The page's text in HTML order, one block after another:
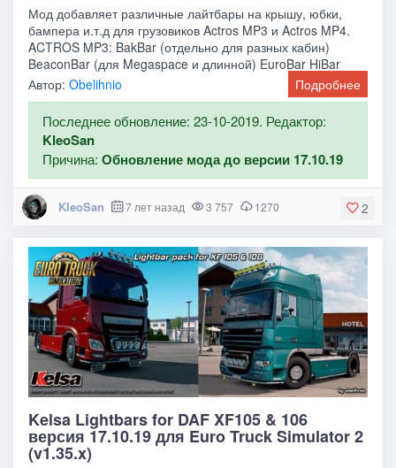
Мод добавляет различные лайтбары на крышу, юбки,
бампера и.т.д для грузовиков Actros MP3 и Actros MP4.
ACTROS MP3: BakBar (отдельно для разных кабин)
BeaconBar (для Megaspace и длинной) EuroBar HiBar
Автор:Obelihnio Подробнее
Последнее обновление: 23-10-2019. Редактор:
KleoSan
Причина:Обновление мода до версии 17.10.19
2
KleoSan 7 лет назад 3 757 1270
Kelsa Lightbars for DAF XF105 & 106
версия 17.10.19 для Euro Truck Simulator 2
(v1.35.x)